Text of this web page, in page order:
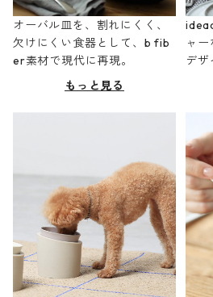
オーバル皿を、割れにくく、
欠けにくい食器として、b fib
er素材で現代に再現。
もっと見る
ャ
デザ